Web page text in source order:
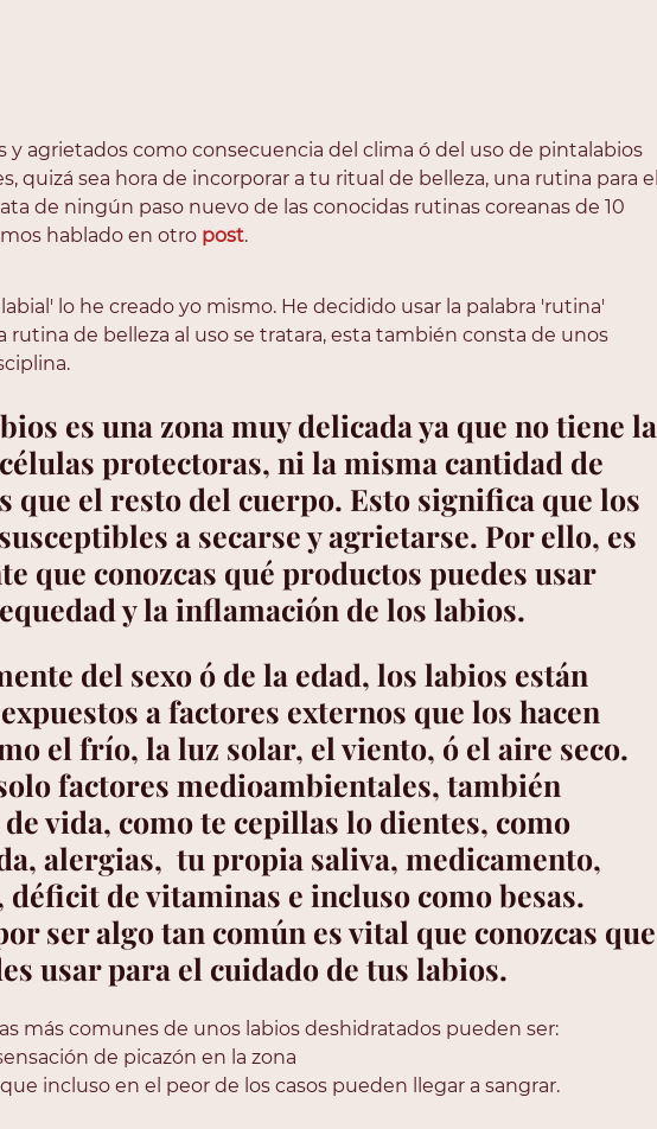
y agrietados como consecuencia del clima ó del uso de pintalabios
quizá sea hora de incorporar a tu ritual de belleza, una rutina para el
de ningún paso nuevo de las conocidas rutinas coreanas de 10
hablado en otro post.
lo he creado yo mismo. He decidido usar la palabra 'rutina'
rutina de belleza al uso se tratara, esta también consta de unos
es una zona muy delicada ya que no tiene la
protectoras, ni la misma cantidad de
que el resto del cuerpo. Esto significa que los
a secarse y agrietarse. Por ello, es
que conozcas qué productos puedes usar
y la inflamación de los labios.
del sexo ó de la edad, los labios están
a factores externos que los hacen
el frío, la luz solar, el viento, ó el aire seco.
factores medioambientales, también
vida, como te cepillas lo dientes, como
alergias,  tu propia saliva, medicamento,
de vitaminas e incluso como besas.
ser algo tan común es vital que conozcas que
usar para el cuidado de tus labios.
más comunes de unos labios deshidratados pueden ser:
de picazón en la zona
incluso en el peor de los casos pueden llegar a sangrar.